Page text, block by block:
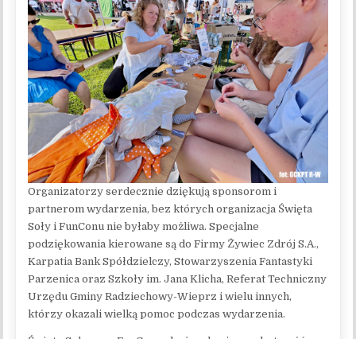
Organizatorzy serdecznie dziękują sponsorom i
partnerom wydarzenia, bez których organizacja Święta
Soły i FunConu nie byłaby możliwa. Specjalne
podziękowania kierowane są do Firmy Żywiec Zdrój S.A.,
Karpatia Bank Spółdzielczy, Stowarzyszenia Fantastyki
Parzenica oraz Szkoły im. Jana Klicha, Referat Techniczny
Urzędu Gminy Radziechowy-Wieprz i wielu innych,
którzy okazali wielką pomoc podczas wydarzenia.